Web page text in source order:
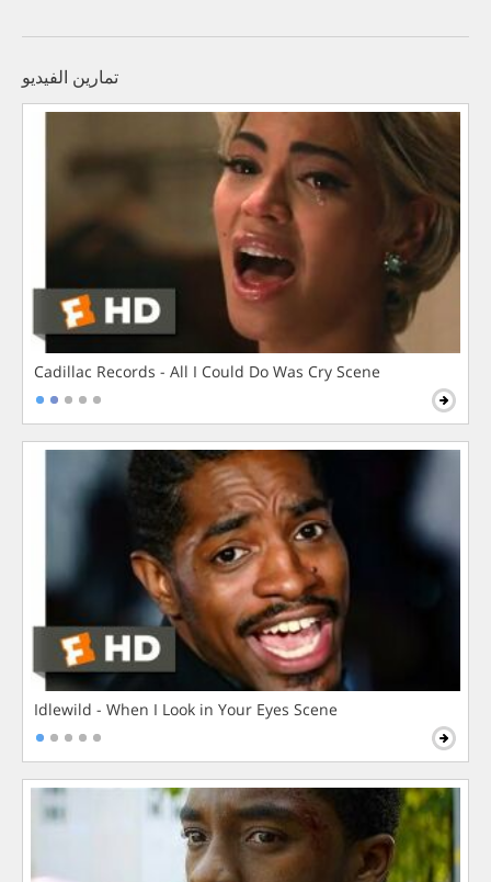
تمارين الفيديو
Cadillac Records - All I Could Do Was Cry Scene
Idlewild - When I Look in Your Eyes Scene